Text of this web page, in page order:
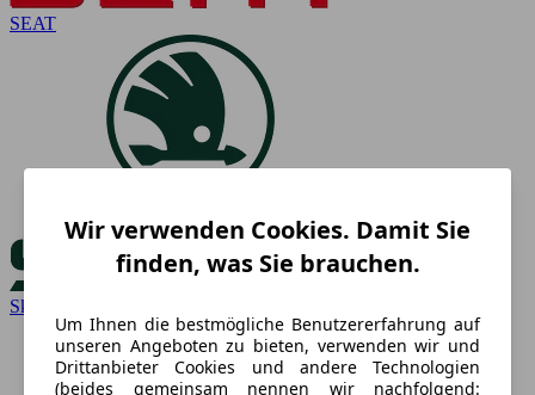
SEAT
Skoda
Wir verwenden Cookies. Damit Sie
finden, was Sie brauchen.
Um Ihnen die bestmögliche Benutzererfahrung auf
unseren Angeboten zu bieten, verwenden wir und
Drittanbieter Cookies und andere Technologien
(beides gemeinsam nennen wir nachfolgend: